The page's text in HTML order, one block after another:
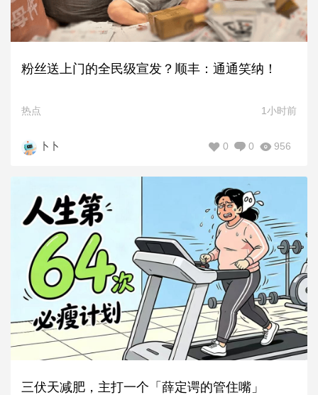
粉丝送上门的全民级宣发？顺丰：通通笑纳！
热点 1小时前
卜卜 956
0
0
三伏天减肥，主打一个「薛定谔的管住嘴」